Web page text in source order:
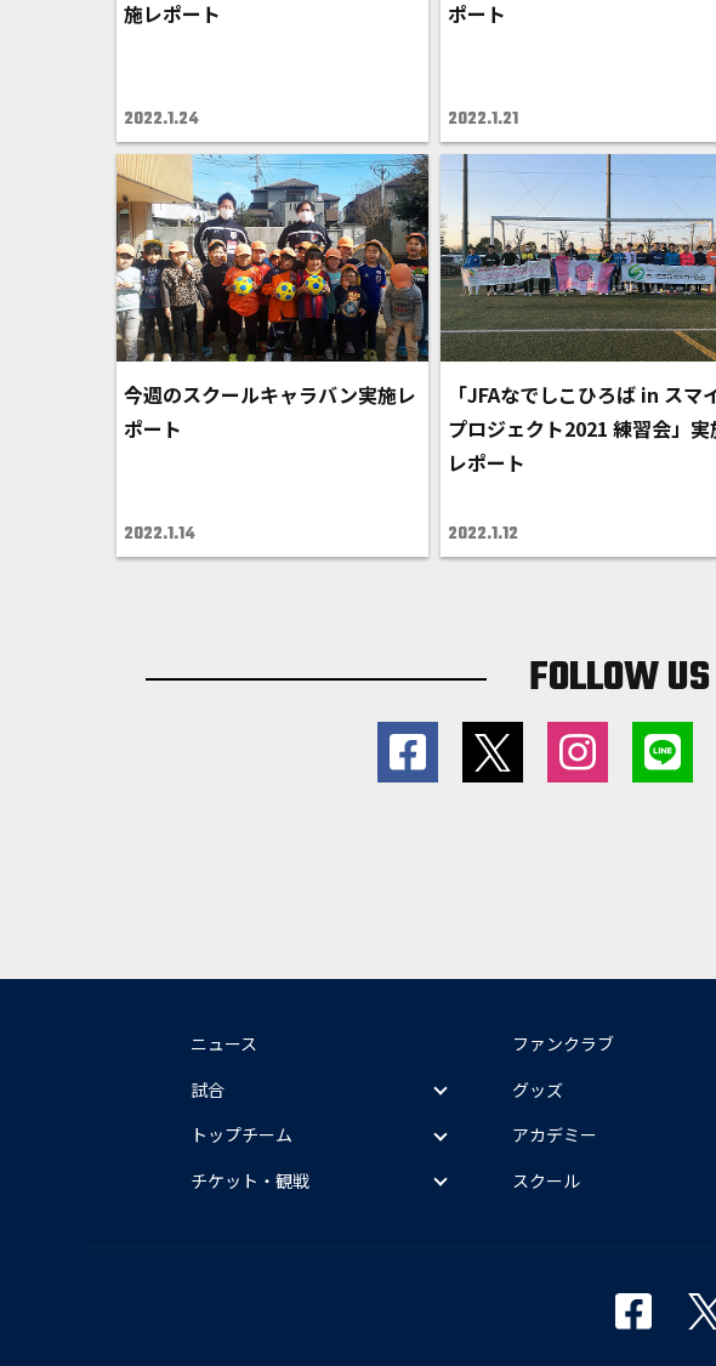
施レポート
2022.1.24
ポート
2022.1.21
今週のスクールキャラバン実施レ
ポート
2022.1.14
「JFAなでしこひろば in スマ
プロジェクト2021 練習会」実
レポート
2022.1.12
FOLLOW US
ニュース
試合
トップチーム
チケット・観戦
ファンクラブ
グッズ
アカデミー
スクール